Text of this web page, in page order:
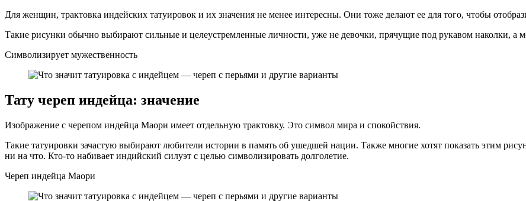
Для женщин, трактовка индейских татуировок и их значения не менее интересны. Они тоже делают ее для того, чтобы
Такие рисунки обычно выбирают сильные и целеустремленные личности, уже не девочки, прячущие под рукавом наколки, а
Символизирует мужественность
Тату череп индейца: значение
Изображение с черепом индейца Маори имеет отдельную трактовку. Это символ мира и спокойствия.
Такие татуировки зачастую выбирают любители истории в память об ушедшей нации. Также многие хотят показать этим
ни на что. Кто-то набивает индийский силуэт с целью символизировать долголетие.
Череп индейца Маори